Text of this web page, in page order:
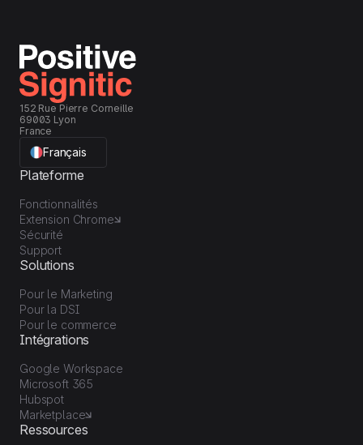
152 Rue Pierre Corneille
69003 Lyon
France
Français
Plateforme
Fonctionnalités
Extension Chrome
Sécurité
Support
Solutions
Pour le Marketing
Pour la DSI
Pour le commerce
Intégrations
Google Workspace
Microsoft 365
Hubspot
Marketplace
Ressources